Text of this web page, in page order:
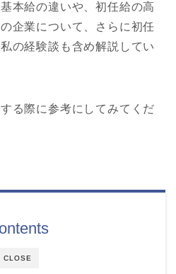
本給の違いや、初任給の高
企業について、さらに初任
の経験談も含め解説してい
る際に参考にしてみてくだ
CLOSE